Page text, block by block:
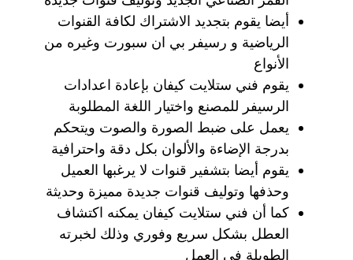
أيضا يقوم بتجديد الاشتراك لكافة القنوات
الرياضية و رسيفر بي ان سبورت وغيره من
الأنواع
يقوم فني ستلايت كيفان بإعادة اعدادات
الرسيفر للمصنع واختيار اللغة المطلوبة
يعمل على ضبط الصورة والصوت ويتحكم
بدرجة الإضاءة والألوان بكل دقة واحترافية
يقوم أيضا بتشفير قنوات لا يرغبها العميل
وحذفها وتوليف قنوات جديدة مميزة وحديثة
كما أن فني ستلايت كيفان يمكنه اكتشاف
العطل بشكل سريع وفوري وذلك لخبرته
الطويلة في العمل